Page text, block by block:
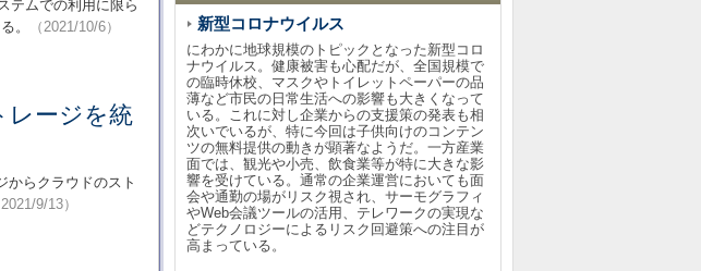
テムでの利用に限ら
。
（2021/10/6）
レージを統
からクラウドのスト
2021/9/13）
新型コロナウイルス
にわかに地球規模のトピックとなった新型コロ
ナウイルス。健康被害も心配だが、全国規模で
の臨時休校、マスクやトイレットペーパーの品
薄など市民の日常生活への影響も大きくなって
いる。これに対し企業からの支援策の発表も相
次いでいるが、特に今回は子供向けのコンテン
ツの無料提供の動きが顕著なようだ。一方産業
面では、観光や小売、飲食業等が特に大きな影
響を受けている。通常の企業運営においても面
会や通勤の場がリスク視され、サーモグラフィ
やWeb会議ツールの活用、テレワークの実現な
どテクノロジーによるリスク回避策への注目が
高まっている。